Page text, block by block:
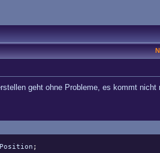
geht ohne Probleme, es kommt nicht
;